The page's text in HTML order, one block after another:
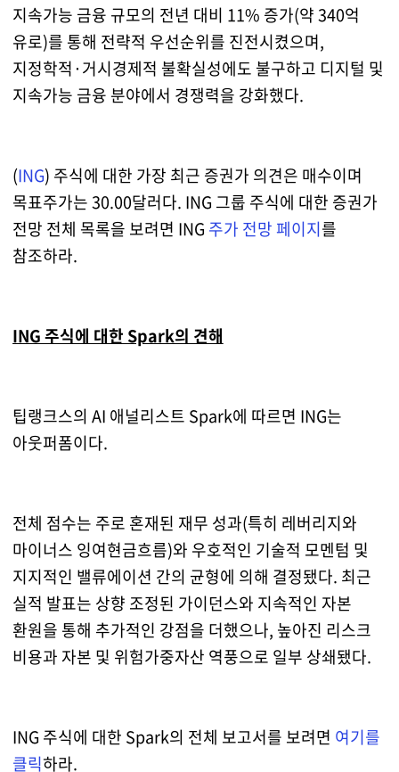
지속가능 금융 규모의 전년 대비 11% 증가(약 340억
유로)를 통해 전략적 우선순위를 진전시켰으며,
지정학적·거시경제적 불확실성에도 불구하고 디지털 및
지속가능 금융 분야에서 경쟁력을 강화했다.
(ING) 주식에 대한 가장 최근 증권가 의견은 매수이며
목표주가는 30.00달러다. ING 그룹 주식에 대한 증권가
전망 전체 목록을 보려면 ING 주가 전망 페이지를
참조하라.
ING 주식에 대한 Spark의 견해
팁랭크스의 AI 애널리스트 Spark에 따르면 ING는
아웃퍼폼이다.
전체 점수는 주로 혼재된 재무 성과(특히 레버리지와
마이너스 잉여현금흐름)와 우호적인 기술적 모멘텀 및
지지적인 밸류에이션 간의 균형에 의해 결정됐다. 최근
실적 발표는 상향 조정된 가이던스와 지속적인 자본
환원을 통해 추가적인 강점을 더했으나, 높아진 리스크
비용과 자본 및 위험가중자산 역풍으로 일부 상쇄됐다.
ING 주식에 대한 Spark의 전체 보고서를 보려면 여기를
클릭하라.